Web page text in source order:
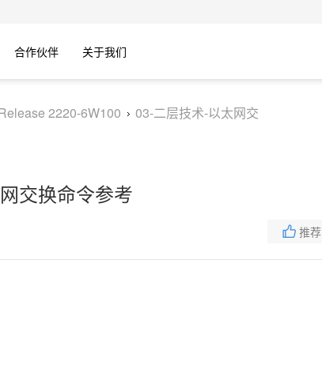
合作伙伴 关于我们
2220-6W100
03-二层技术-以太网交
交换命令参考
推荐